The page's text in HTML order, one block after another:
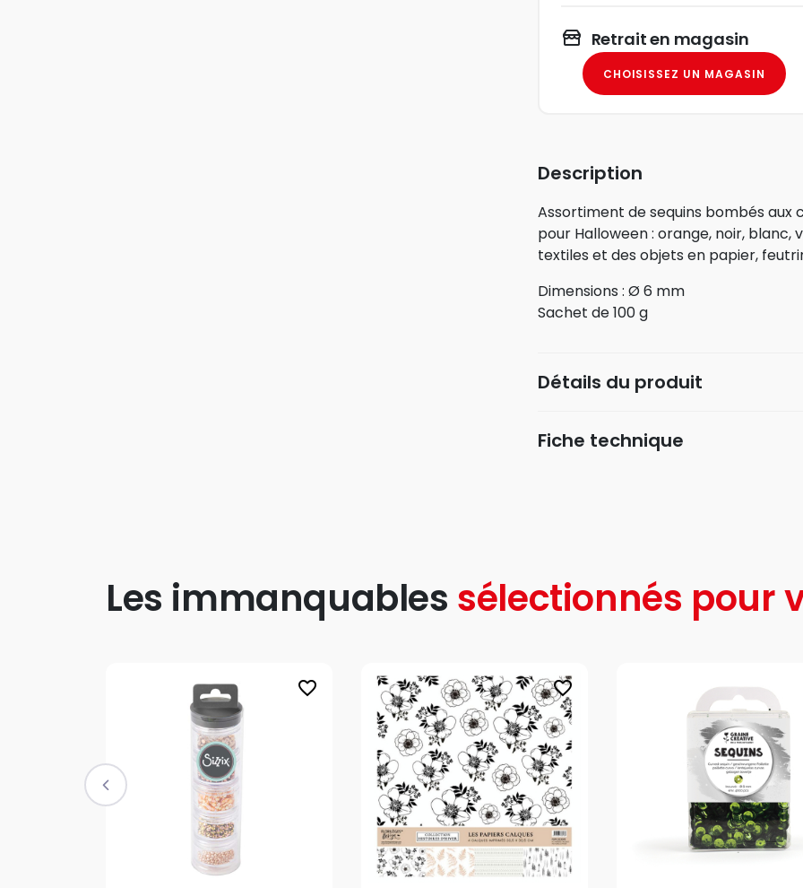
Retrait en magasin
CHOISISSEZ UN MAGASIN
Description
Assortiment de sequins bombés aux
pour Halloween : orange, noir, blanc,
textiles et des objets en papier,
Dimensions : Ø 6 mm
Sachet de 100 g
Détails du produit
Fiche technique
Les immanquables sélectionnés pour
favorite_border favorite_border